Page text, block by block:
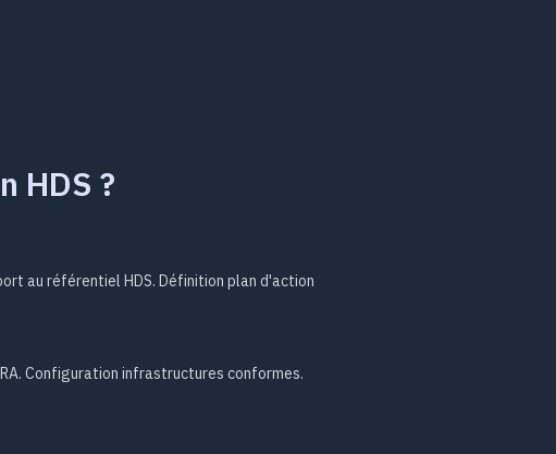
HDS ?
au référentiel HDS. Définition plan d'action
Configuration infrastructures conformes.